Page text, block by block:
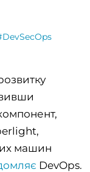
машин
DevOps.